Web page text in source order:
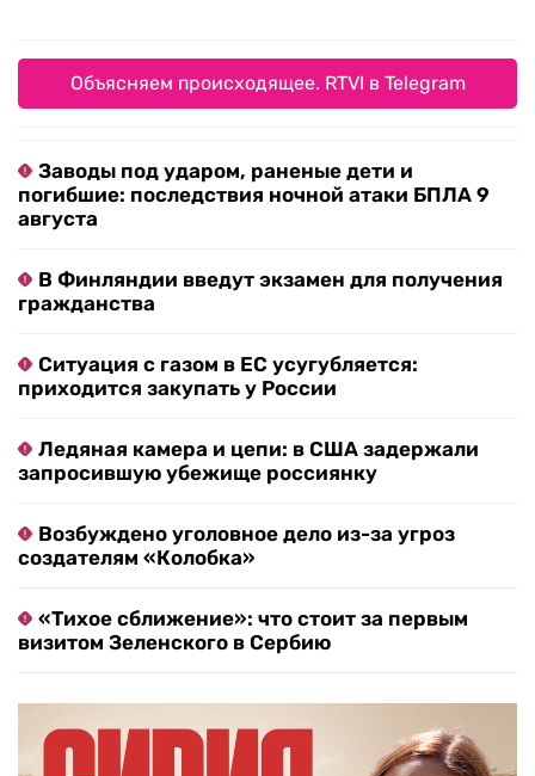
Объясняем происходящее. RTVI в Telegram
Заводы под ударом, раненые дети и
погибшие: последствия ночной атаки БПЛА 9
августа
В Финляндии введут экзамен для получения
гражданства
Ситуация с газом в ЕС усугубляется:
приходится закупать у России
Ледяная камера и цепи: в США задержали
запросившую убежище россиянку
Возбуждено уголовное дело из-за угроз
создателям «Колобка»
«Тихое сближение»: что стоит за первым
визитом Зеленского в Сербию